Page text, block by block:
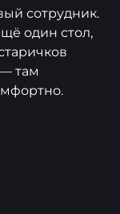
сотрудник.
один стол,
там